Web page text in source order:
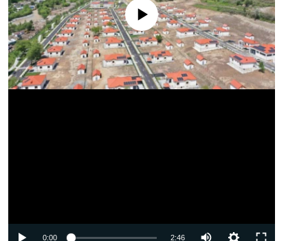
No media source currently available
0:00 2:46